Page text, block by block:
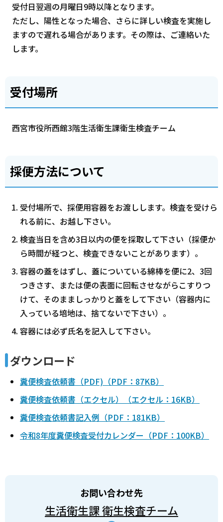
受付日翌週の月曜日9時以降となります。
ただし、陽性となった場合、さらに詳しい検査を実施し
ますので遅れる場合があります。その際は、ご連絡いた
します。
受付場所
西宮市役所西館3階生活衛生課衛生検査チーム
採便方法について
受付場所で、採便用容器をお渡しします。検査を受けら
れる前に、お越し下さい。
検査当日を含め3日以内の便を採取して下さい（採便か
ら時間が経つと、検査できないことがあります）。
容器の蓋をはずし、蓋についている綿棒を便に2、3回
つきさす、または便の表面に回転させながらこすりつ
けて、そのまましっかりと蓋をして下さい（容器内に
入っている培地は、捨てないで下さい）。
容器には必ず氏名を記入して下さい。
ダウンロード
糞便検査依頼書（PDF)（PDF：87KB）
糞便検査依頼書（エクセル）（エクセル：16KB）
糞便検査依頼書記入例（PDF：181KB）
令和8年度糞便検査受付カレンダー（PDF：100KB）
お問い合わせ先
生活衛生課 衛生検査チーム